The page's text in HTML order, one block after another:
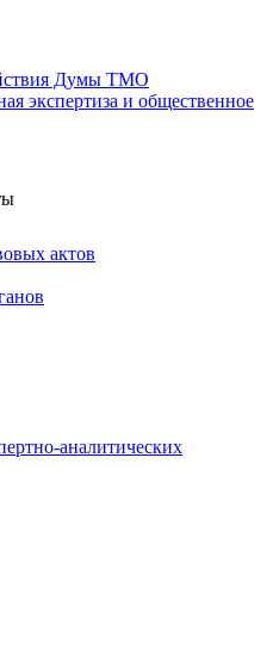
Думы ТМО
экспертиза и общественное
актов
аналитических